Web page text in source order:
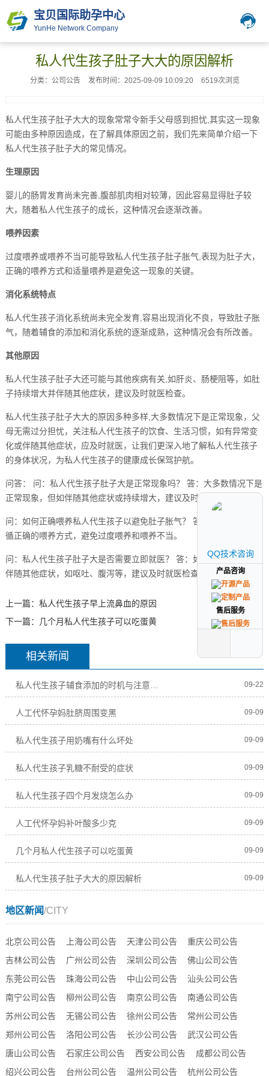
宝贝国际助孕中心
YunHe Network Company
私人代生孩子肚子大大的原因解析
分类：公司公告 发布时间：2025-09-09 10:09:20 6519次浏览
私人代生孩子肚子大大的现象常常令新手父母感到担忧,其实这一现象
可能由多种原因造成，在了解具体原因之前，我们先来简单介绍一下
私人代生孩子肚子大的常见情况。
生理原因
婴儿的肠胃发育尚未完善,腹部肌肉相对较薄，因此容易显得肚子较
大，随着私人代生孩子的成长，这种情况会逐渐改善。
喂养因素
过度喂养或喂养不当可能导致私人代生孩子肚子胀气,表现为肚子大，
正确的喂养方式和适量喂养是避免这一现象的关键。
消化系统特点
私人代生孩子消化系统尚未完全发育,容易出现消化不良，导致肚子胀
气，随着辅食的添加和消化系统的逐渐成熟，这种情况会有所改善。
其他原因
私人代生孩子肚子大还可能与其他疾病有关,如肝炎、肠梗阻等，如肚
子持续增大并伴随其他症状，建议及时就医检查。
私人代生孩子肚子大大的原因多种多样,大多数情况下是正常现象，父
母无需过分担忧，关注私人代生孩子的饮食、生活习惯，如有异常变
化或伴随其他症状，应及时就医，让我们更深入地了解私人代生孩子
的身体状况，为私人代生孩子的健康成长保驾护航。
问答： 问：私人代生孩子肚子大是正常现象吗？ 答：大多数情况下是
正常现象，但如伴随其他症状或持续增大，建议及时就医。
问：如何正确喂养私人代生孩子以避免肚子胀气？ 答：适量喂养，遵
循正确的喂养方式，避免过度喂养和喂养不当。
问：私人代生孩子肚子大是否需要立即就医？ 答：如肚子持续增大并
伴随其他症状，如呕吐、腹泻等，建议及时就医检查。
上一篇： 私人代生孩子早上流鼻血的原因
下一篇：
几个月私人代生孩子可以吃蛋黄
相关新闻
09-22
人工代怀孕妈肚脐周围变黑 09-09
私人代生孩子用奶嘴有什么坏处 09-09
私人代生孩子乳糖不耐受的症状 09-09
私人代生孩子四个月发烧怎么办 09-09
人工代怀孕妈补叶酸多少克 09-09
几个月私人代生孩子可以吃蛋黄 09-09
私人代生孩子肚子大大的原因解析 09-09
地区新闻/CITY
北京公司公告 上海公司公告 天津公司公告
重庆公司公告
吉林公司公告
广州公司公告 深圳公司公告
佛山公司公告
东莞公司公告
珠海公司公告 中山公司公告
汕头公司公告
南宁公司公告
柳州公司公告 南京公司公告
南通公司公告
苏州公司公告
无锡公司公告 徐州公司公告
常州公司公告
郑州公司公告
洛阳公司公告 长沙公司公告
武汉公司公告
唐山公司公告
石家庄公司公告 西安公司公告
成都公司公告
绍兴公司公告
台州公司公告 温州公司公告 杭州公司公告
QQ技术咨询
产品咨询
售后服务
QQ技术咨询
产品咨询
售后服务